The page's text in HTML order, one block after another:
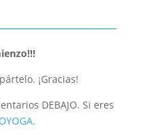
¡Gracias!
DEBAJO. Si eres